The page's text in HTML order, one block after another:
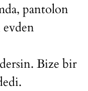
pantolon
Bize bir